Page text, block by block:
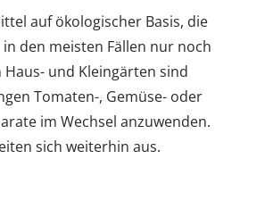
auf ökologischer Basis, die
den meisten Fällen nur noch
und Kleingärten sind
Tomaten-, Gemüse- oder
im Wechsel anzuwenden.
sich weiterhin aus.